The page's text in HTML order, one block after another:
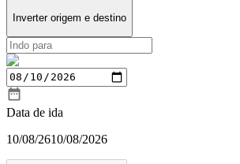
Inverter origem e destino
Data de ida
10/08/2610/08/2026